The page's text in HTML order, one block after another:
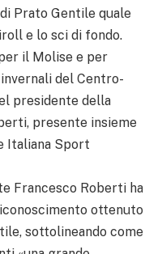
Prato Gentile quale
e lo sci di fondo.
il Molise e per
del Centro-
presidente della
presente insieme
Italiana Sport
Francesco Roberti ha
ottenuto
sottolineando come